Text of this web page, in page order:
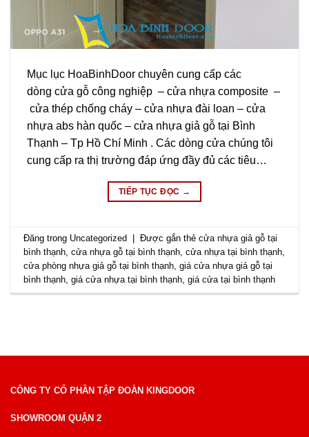
Mục lục HoaBinhDoor chuyên cung cấp các
dòng cửa gỗ công nghiệp – cửa nhựa composite –
cửa thép chống cháy – cửa nhựa đài loan – cửa
nhựa abs hàn quốc – cửa nhựa giả gỗ tại Bình
Thạnh – Tp Hồ Chí Minh . Các dòng cửa chúng tôi
cung cấp ra thị trường đáp ứng đầy đủ các tiêu…
TIẾP TỤC ĐỌC →
Đăng trong Uncategorized Được gắn thẻcửa nhựa giả gỗ tại
bình thạnh,cửa nhựa gỗ tại bình thạnh,cửa nhựa tại bình thạnh,
cửa phòng nhựa giả gỗ tại bình thạnh,giá cửa nhựa giả gỗ tại
bình thạnh,giá cửa nhựa tại bình thạnh,giá cửa tại bình thạnh
CÔNG TY CỔ PHẦN TẬP ĐOÀN KINGDOOR
SHOWROOM QUẬN 2